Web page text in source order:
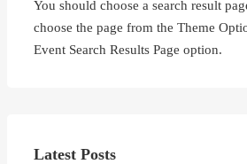
You should choose a search result
choose the page from the Theme
Event Search Results Page option.
Latest Posts